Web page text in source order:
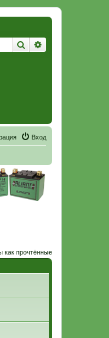
Поиск
Вход
ация
как прочтённые